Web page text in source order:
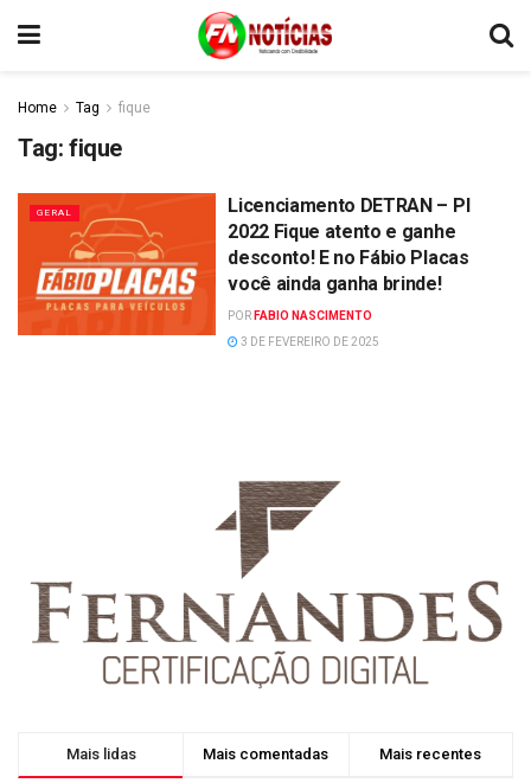
Home Tag fique
Tag: fique
GERAL
Licenciamento DETRAN – PI
2022 Fique atento e ganhe
desconto! E no Fábio Placas
você ainda ganha brinde!
POR FABIO NASCIMENTO
3 DE FEVEREIRO DE 2025
Mais lidas Mais comentadas Mais recentes